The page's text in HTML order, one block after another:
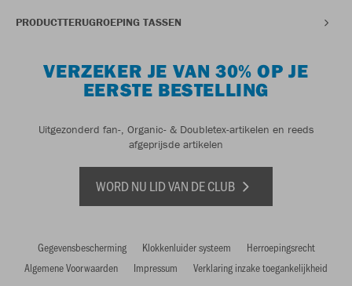
PRODUCTTERUGROEPING TASSEN
VERZEKER JE VAN 30% OP JE
EERSTE BESTELLING
Uitgezonderd fan-, Organic- & Doubletex-artikelen en reeds
afgeprijsde artikelen
WORD NU LID VAN DE CLUB
Gegevensbescherming Klokkenluider systeem
Herroepingsrecht
Algemene Voorwaarden
Impressum Verklaring inzake toegankelijkheid